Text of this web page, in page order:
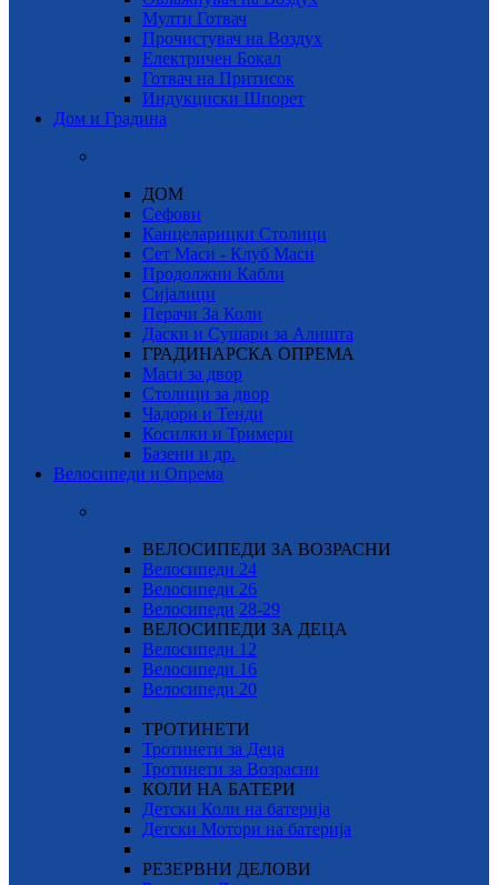
Мулти Готвач
Прочистувач на Воздух
Електричен Бокал
Готвач на Притисок
Индукциски Шпорет
Дом и Градина
ДОМ
Сефови
Канцеларицки Столици
Сет Маси - Клуб Маси
Продолжни Кабли
Сијалици
Перачи За Коли
Даски и Сушари за Алишта
ГРАДИНАРСКА ОПРЕМА
Маси за двор
Столици за двор
Чадори и Тенди
Косилки и Тримери
Базени и др.
Велосипеди и Опрема
ВЕЛОСИПЕДИ ЗА ВОЗРАСНИ
Велосипеди 24
Велосипеди 26
Велосипеди 28-29
ВЕЛОСИПЕДИ ЗА ДЕЦА
Велосипеди 12
Велосипеди 16
Велосипеди 20
ТРОТИНЕТИ
Тротинети за Деца
Тротинети за Возрасни
КОЛИ НА БАТЕРИ
Детски Коли на батерија
Детски Мотори на батерија
РЕЗЕРВНИ ДЕЛОВИ